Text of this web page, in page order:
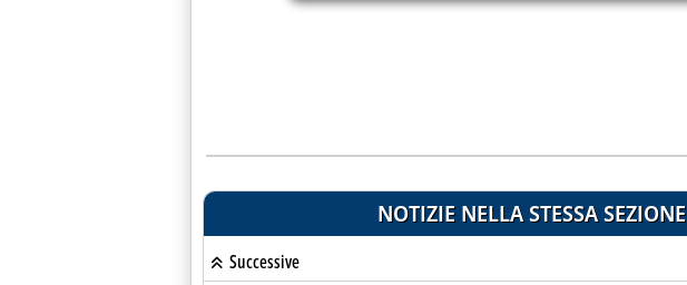
NOTIZIE NELLA STESSA SEZIONE
Successive